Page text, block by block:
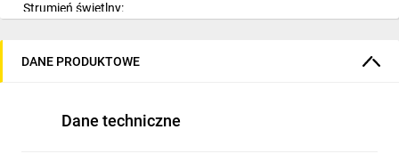
Strumień świetlny:
Materiał dodatkowy:
Tworzywo sztuczne ABS
Szerokość:
DANE PRODUKTOWE
Dane techniczne